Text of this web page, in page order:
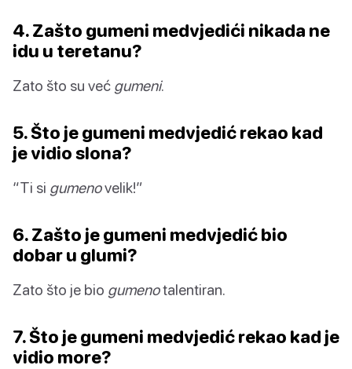
4. Zašto gumeni medvjedići nikada ne
idu u teretanu?
Zato što su već gumeni.
5. Što je gumeni medvjedić rekao kad
je vidio slona?
“Ti si gumenovelik!”
6. Zašto je gumeni medvjedić bio
dobar u glumi?
Zato što je bio gumenotalentiran.
7. Što je gumeni medvjedić rekao kad je
vidio more?